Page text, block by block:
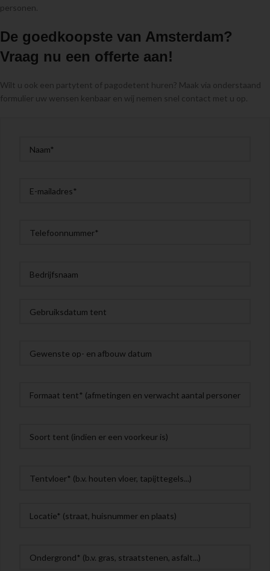
personen.
De goedkoopste van Amsterdam?
Vraag nu een offerte aan!
Wilt u ook een partytent of pagodetent huren? Maak via onderstaand
formulier uw wensen kenbaar en wij nemen snel contact met u op.